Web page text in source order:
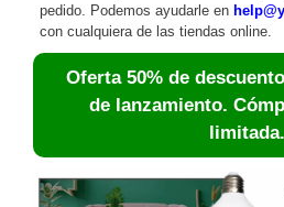
pedido. Podemos ayudarle en
con cualquiera de las tiendas online.
Oferta 50% de
de lanzamiento.
limitada.